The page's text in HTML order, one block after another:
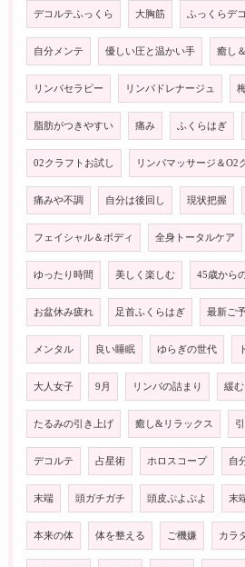
デコルテふっくら 大胸筋 ふっくらデ
自分メンテ 優しい圧と温かい手 癒し
リンパセラピー リンパドレナージュ
脂肪がつきやすい 痛み ふくらはぎ
02クラフトお試し リンパマッサージ＆O2
痛みや不調 自分は後回し 現状把握
フェイシャル＆ボディ 全身トータルケア
ゆったり時間 美しく楽しむ 45歳から
お盆休み疲れ 足首ふくらはぎ 最新ご
メンタル 良い睡眠 ゆらぎの世代
大人女子 9月 リンパの詰まり 緩む
たるみの引き上げ 癒し&リラックス
デコルテ 占星術 ホロスコープ 自
末端 頭ガチガチ 頭皮ぷよぷよ 末
本来の体 体を整える ご機嫌 カラ